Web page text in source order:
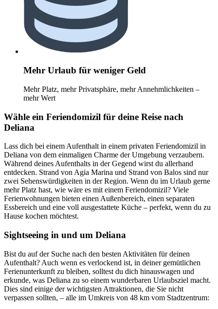
Mehr Urlaub für weniger Geld
Mehr Platz, mehr Privatsphäre, mehr Annehmlichkeiten –
mehr Wert
Wähle ein Feriendomizil für deine Reise nach
Deliana
Lass dich bei einem Aufenthalt in einem privaten Feriendomizil in
Deliana von dem einmaligen Charme der Umgebung verzaubern.
Während deines Aufenthalts in der Gegend wirst du allerhand
entdecken. Strand von Agia Marina und Strand von Balos sind nur
zwei Sehenswürdigkeiten in der Region. Wenn du im Urlaub gerne
mehr Platz hast, wie wäre es mit einem Feriendomizil? Viele
Ferienwohnungen bieten einen Außenbereich, einen separaten
Essbereich und eine voll ausgestattete Küche – perfekt, wenn du zu
Hause kochen möchtest.
Sightseeing in und um Deliana
Bist du auf der Suche nach den besten Aktivitäten für deinen
Aufenthalt? Auch wenn es verlockend ist, in deiner gemütlichen
Ferienunterkunft zu bleiben, solltest du dich hinauswagen und
erkunde, was Deliana zu so einem wunderbaren Urlaubsziel macht.
Dies sind einige der wichtigsten Attraktionen, die Sie nicht
verpassen sollten, – alle im Umkreis von 48 km vom Stadtzentrum: